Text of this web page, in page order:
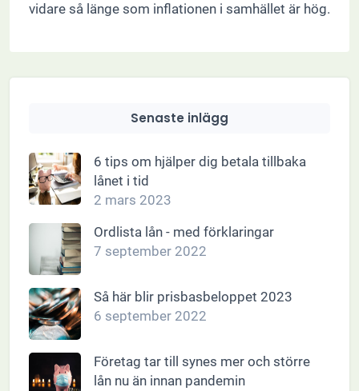
vidare så länge som inflationen i samhället är hög.
Senaste inlägg
6 tips om hjälper dig betala tillbaka
lånet i tid
2 mars 2023
Ordlista lån - med förklaringar
7 september 2022
Så här blir prisbasbeloppet 2023
6 september 2022
Företag tar till synes mer och större
lån nu än innan pandemin